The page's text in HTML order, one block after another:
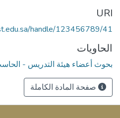
URI
handle/123456789/41
الحاويات
بحوث أعضاء هيئة التدريس -
صفحة المادة الكاملة